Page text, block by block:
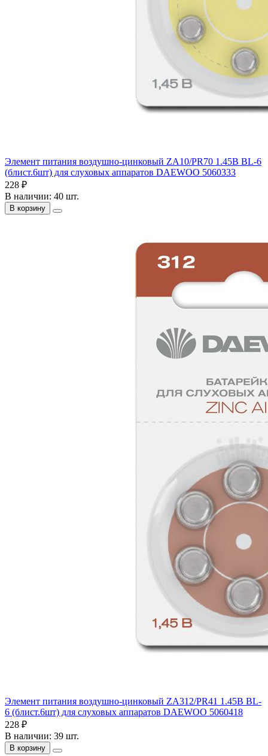
Элемент питания воздушно-цинковый ZA10/PR70 1.45В BL-6
(блист.6шт) для слуховых аппаратов DAEWOO 5060333
228 ₽
В наличии: 40 шт.
В корзину
Элемент питания воздушно-цинковый ZA312/PR41 1.45В BL-
6 (блист.6шт) для слуховых аппаратов DAEWOO 5060418
228 ₽
В наличии: 39 шт.
В корзину